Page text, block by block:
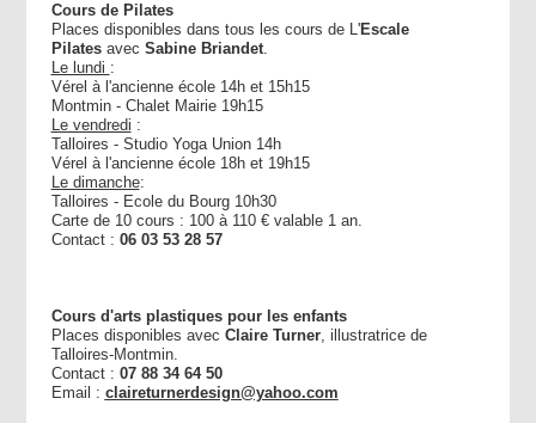
Cours de Pilates
Places disponibles dans tous les cours de L'Escale
Pilatesavec Sabine Briandet.
Le lundi :
Vérel à l'ancienne école 14h et 15h15
Montmin - Chalet Mairie 19h15
Le vendredi :
Talloires - Studio Yoga Union 14h
Vérel à l'ancienne école 18h et 19h15
Le dimanche:
Talloires - Ecole du Bourg 10h30
Carte de 10 cours : 100 à 110 € valable 1 an.
Contact : 06 03 53 28 57
Cours d'arts plastiques pour les enfants
Places disponibles avec Claire Turner, illustratrice de
Talloires-Montmin.
Contact : 07 88 34 64 50
Email : claireturnerdesign@yahoo.com